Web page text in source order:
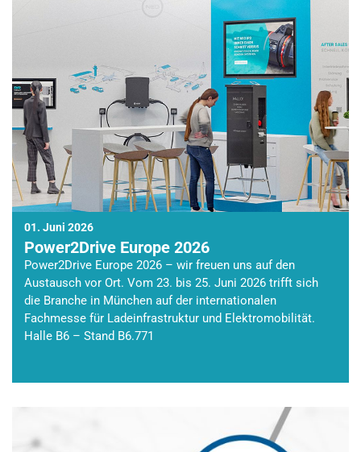
01. Juni 2026
Power2Drive Europe 2026
Power2Drive Europe 2026 – wir freuen uns auf den
Austausch vor Ort. Vom 23. bis 25. Juni 2026 trifft sich
die Branche in München auf der internationalen
Fachmesse für Ladeinfrastruktur und Elektromobilität.
Halle B6 – Stand B6.771